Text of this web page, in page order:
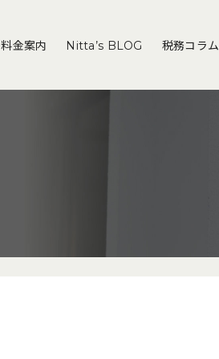
料金案内 Nitta’s BLOG 税務コラム